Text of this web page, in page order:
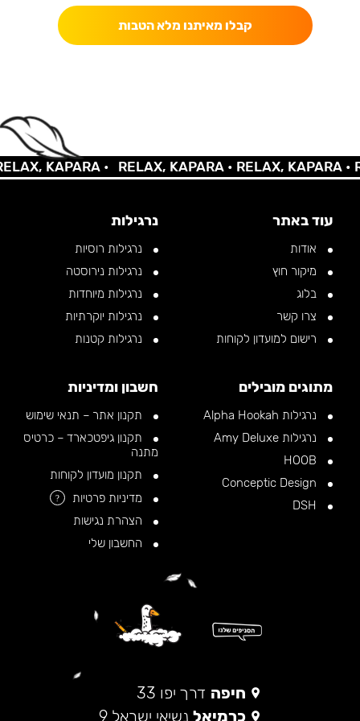
קבלו מאיתנו מלא הטבות
KAPARA • RELAX, KAPARA •RELAX, KAPARA •
עוד באתר
אודות
מיקור חוץ
בלוג
צרו קשר
רישום למועדון לקוחות
נרגילות
נרגילות רוסיות
נרגילות נירוסטה
נרגילות מיוחדות
נרגילות יוקרתיות
נרגילות קטנות
מתוגים מובילים
נרגילות Alpha Hookah
נרגילות Amy Deluxe
חשבון ומדיניות
תקנון אתר – תנאי שימוש
תקנון גיפטכארד – כרטיס
מתנה
תקנון מועדון לקוחות
מדיניות פרטיות
?
הצהרת נגישות
החשבון שלי
חיפה דרך יפו 33
כרמיאל נשיאי ישראל 9